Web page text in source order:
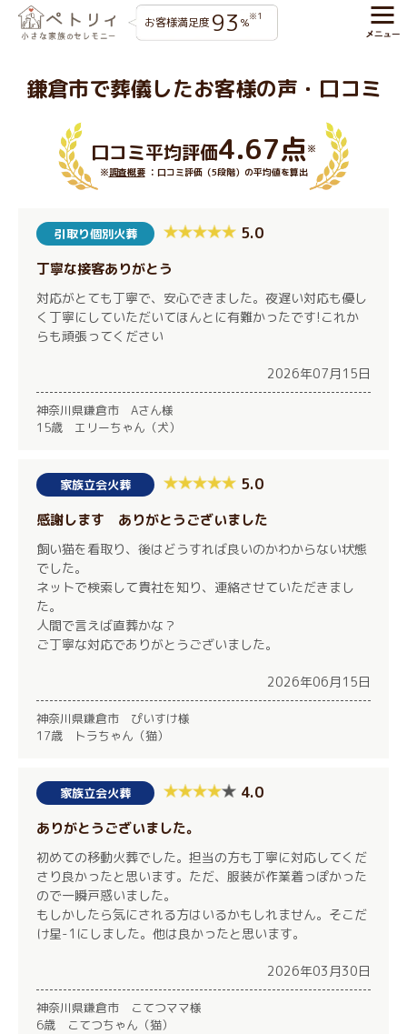
お客様満足度 93 %※1
鎌倉市で葬儀したお客様の声・口コミ
口コミ平均評価4.67点※
※調査概要：口コミ評価（5段階）の平均値を算出
引取り個別火葬 5.0
丁寧な接客ありがとう
対応がとても丁寧で、安心できました。夜遅い対応も優し
く丁寧にしていただいてほんとに有難かったです!これか
らも頑張ってください
2026年07月15日
神奈川県鎌倉市 Aさん様
15歳 エリーちゃん（犬）
家族立会火葬 5.0
感謝します ありがとうございました
飼い猫を看取り、後はどうすれば良いのかわからない状態
でした。
ネットで検索して貴社を知り、連絡させていただきまし
た。
人間で言えば直葬かな？
ご丁寧な対応でありがとうございました。
2026年06月15日
神奈川県鎌倉市 ぴいすけ様
17歳 トラちゃん（猫）
家族立会火葬 4.0
ありがとうございました。
初めての移動火葬でした。担当の方も丁寧に対応してくだ
さり良かったと思います。ただ、服装が作業着っぽかった
ので一瞬戸惑いました。
もしかしたら気にされる方はいるかもしれません。そこだ
け星-1にしました。他は良かったと思います。
2026年03月30日
神奈川県鎌倉市 こてつママ様
6歳 こてつちゃん（猫）